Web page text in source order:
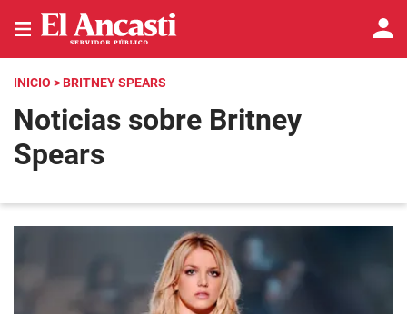
INICIO > BRITNEY SPEARS
Noticias sobre Britney
Spears